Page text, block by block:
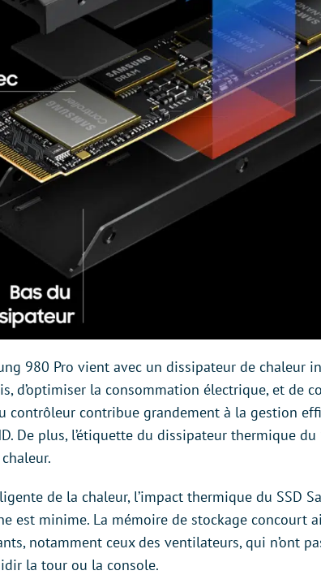
980 Pro vient avec un dissipateur de chaleur
d’optimiser la consommation électrique, et de
contrôleur contribue grandement à la gestion
De plus, l’étiquette du dissipateur thermique
de la chaleur, l’impact thermique du SSD
est minime. La mémoire de stockage concourt
notamment ceux des ventilateurs, qui n’ont
la tour ou la console.